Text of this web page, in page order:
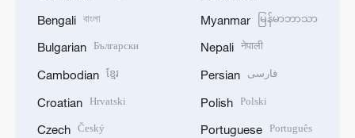
Bengali বাংলা
Bulgarian Български
Cambodian ខ្មែរ
Croatian Hrvatski
Czech Český
Myanmar မြန်မာဘာသာ
Nepali नेपाली
Persian فارسی
Polish Polski
Portuguese Português